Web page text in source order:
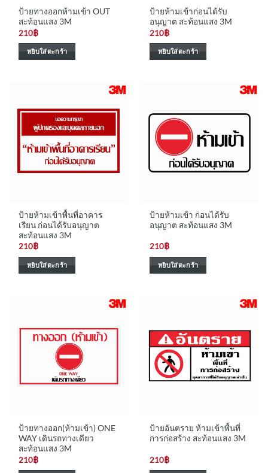
ป้ายทางออกห้ามเข้า OUT
สะท้อนแสง 3M
210฿
หยิบใส่ตะกร้า
ป้ายห้ามเข้าก่อนได้รับ
อนุญาต สะท้อนแสง 3M
210฿
หยิบใส่ตะกร้า
ป้ายห้ามเข้าพื้นที่อาคาร
เรียน ก่อนได้รับอนุญาต
สะท้อนแสง 3M
210฿
หยิบใส่ตะกร้า
ป้ายห้ามเข้า ก่อนได้รับ
อนุญาต สะท้อนแสง 3M
210฿
หยิบใส่ตะกร้า
ป้ายทางออก(ห้ามเข้า) ONE
WAY เดินรถทางเดียว
สะท้อนแสง 3M
210฿
ป้ายอันตราย ห้ามเข้าพื้นที่
การก่อสร้าง สะท้อนแสง 3M
210฿